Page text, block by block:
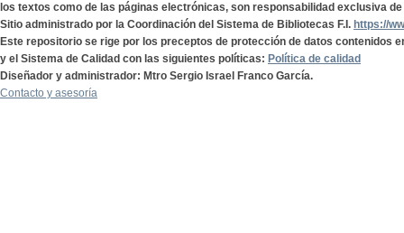
los textos como de las páginas electrónicas, son responsabilidad exclusiva
Sitio administrado por la Coordinación del Sistema de Bibliotecas F.I. https://
Este repositorio se rige por los preceptos de protección de datos contenidos
y el Sistema de Calidad con las siguientes políticas: Política de calidad
Diseñador y administrador: Mtro Sergio Israel Franco García.
Contacto y asesoría